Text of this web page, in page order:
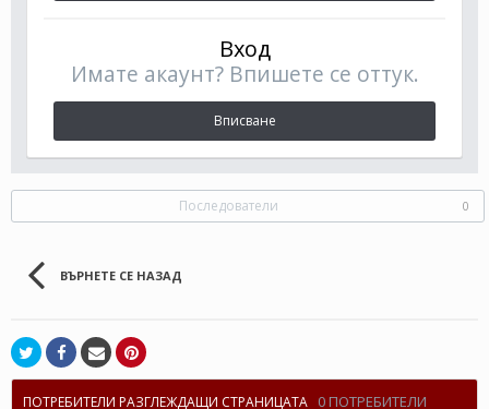
Вход
Имате акаунт? Впишете се оттук.
Вписване
Последователи 0
ВЪРНЕТЕ СЕ НАЗАД
ПОТРЕБИТЕЛИ РАЗГЛЕЖДАЩИ СТРАНИЦАТА 0 ПОТРЕБИТЕЛИ